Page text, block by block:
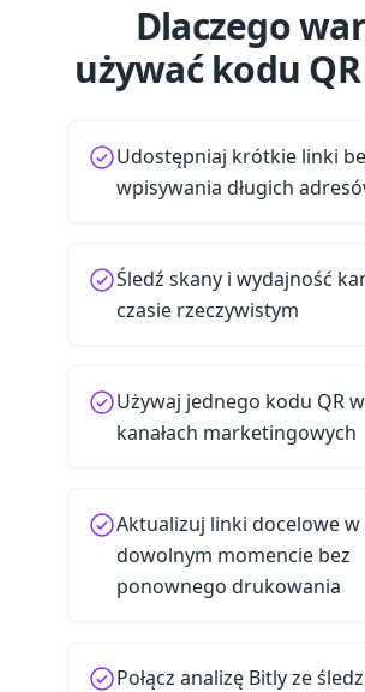
Dlaczego
używać kodu
Udostępniaj krótkie linki
wpisywania długich
Śledź skany i wydajność
czasie rzeczywistym
Używaj jednego kodu QR
kanałach marketingowych
Aktualizuj linki docelowe w
dowolnym momencie bez
ponownego drukowania
Połącz analizę Bitly ze